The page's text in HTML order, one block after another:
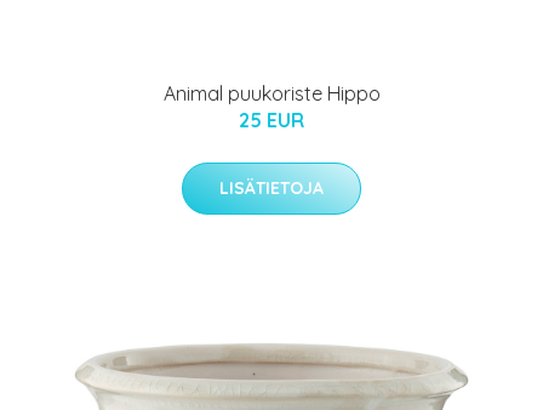
Animal puukoriste Hippo
25 EUR
LISÄTIETOJA